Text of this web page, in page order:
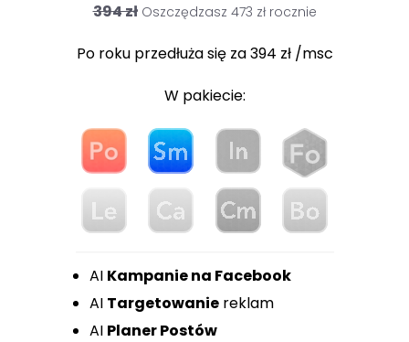
394 złOszczędzasz 473 zł rocznie
Po roku przedłuża się za 394 zł /msc
W pakiecie:
AI Kampanie na Facebook
AI Targetowaniereklam
AI Planer Postów